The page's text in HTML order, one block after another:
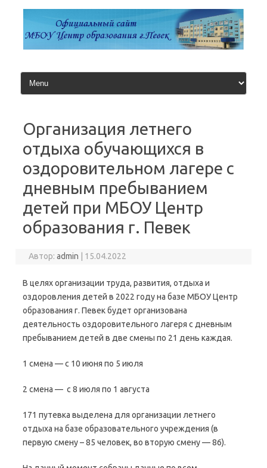
содержимому
Организация летнего
отдыха обучающихся в
оздоровительном лагере с
дневным пребыванием
детей при МБОУ Центр
образования г. Певек
Автор:admin 15.04.2022
В целях организации труда, развития, отдыха и
оздоровления детей в 2022 году на базе МБОУ Центр
образования г. Певек будет организована
деятельность оздоровительного лагеря с дневным
пребыванием детей в две смены по 21 день каждая.
1 смена — с 10 июня по 5 июля
2 смена — с 8 июля по 1 августа
171 путевка выделена для организации летнего
отдыха на базе образовательного учреждения (в
первую смену – 85 человек, во вторую смену — 86).